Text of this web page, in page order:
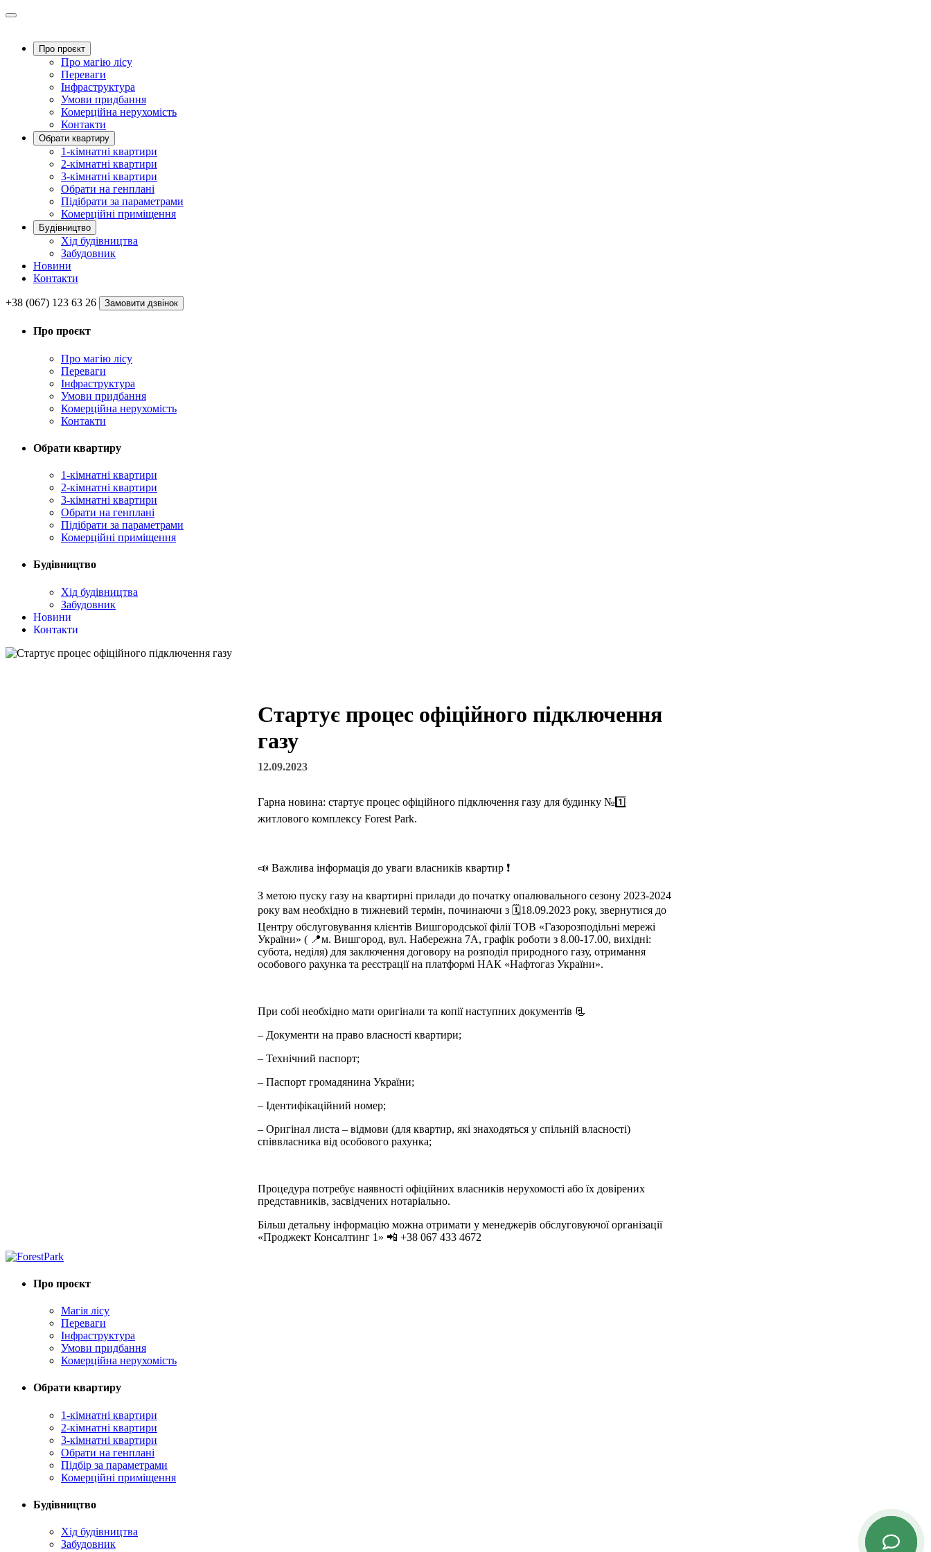
Про проєкт
Про магію ліcу
Переваги
Інфраструктура
Умови придбання
Комерційна нерухомість
Контакти
Обрати квартиру
1-кімнатні квартири
2-кімнатні квартири
3-кімнатні квартири
Обрати на генплані
Підібрати за параметрами
Комерційні приміщення
Будівництво
Хід будівництва
Забудовник
Новини
Контакти
+38 (067) 123 63 26 Замовити дзвінок
Про проєкт
Про магію ліcу
Переваги
Інфраструктура
Умови придбання
Комерційна нерухомість
Контакти
Обрати квартиру
1-кімнатні квартири
2-кімнатні квартири
3-кімнатні квартири
Обрати на генплані
Підібрати за параметрами
Комерційні приміщення
Будівництво
Хід будівництва
Забудовник
Новини
Контакти
Стартує процес офіційного підключення
газу
12.09.2023
Гарна новина: стартує процес офіційного підключення газу для будинку №1️⃣
житлового комплексу Forest Park.
📣 Важлива інформація до уваги власників квартир ❗
З метою пуску газу на квартирні прилади до початку опалювального сезону 2023-2024
року вам необхідно в тижневий термін, починаючи з 🗓️18.09.2023 року, звернутися до
Центру обслуговування клієнтів Вишгородської філії ТОВ «Газорозподільні мережі
України» ( 📍м. Вишгород, вул. Набережна 7А, графік роботи з 8.00-17.00, вихідні:
субота, неділя) для заключення договору на розподіл природного газу, отримання
особового рахунка та реєстрації на платформі НАК «Нафтогаз України».
При собі необхідно мати оригінали та копії наступних документів 📃
– Документи на право власності квартири;
– Технічний паспорт;
– Паспорт громадянина України;
– Ідентифікаційний номер;
– Оригінал листа – відмови (для квартир, які знаходяться у спільній власності)
співвласника від особового рахунка;
Процедура потребує наявності офіційних власників нерухомості або їх довірених
представників, засвідчених нотаріально.
Більш детальну інформацію можна отримати у менеджерів обслуговуючої організації
«Проджект Консалтинг 1» 📲 +38 067 433 4672
Про проєкт
Магія лісу
Переваги
Інфраструктура
Умови придбання
Комерційна нерухомість
Обрати квартиру
1-кімнатні квартири
2-кімнатні квартири
3-кімнатні квартири
Обрати на генплані
Підбір за параметрами
Комерційні приміщення
Будівництво
Хід будівництва
Забудовник